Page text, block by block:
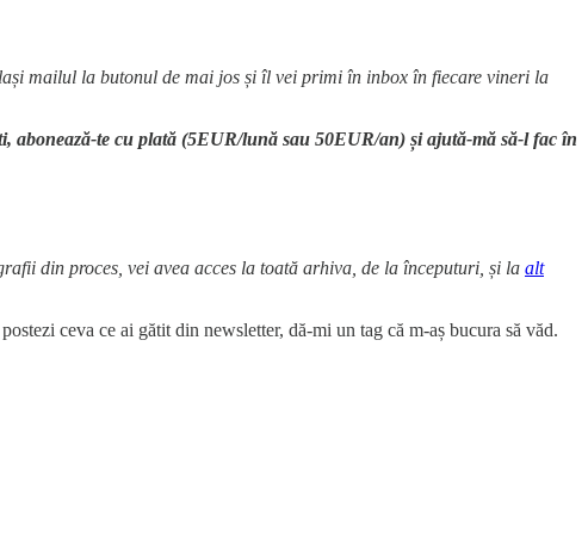
mailul la butonul de mai jos și îl vei primi în inbox în fiecare vineri la
abonează-te cu plată (5EUR/lună sau 50EUR/an) și ajută-mă să-l fac în
din proces, vei avea acces la toată arhiva, de la începuturi, și la alt
ceva ce ai gătit din newsletter, dă-mi un tag că m-aș bucura să văd.